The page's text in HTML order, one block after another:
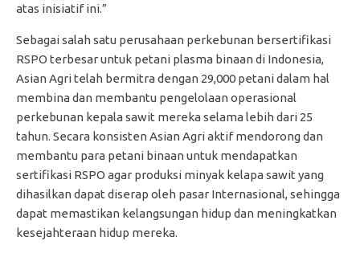
atas inisiatif ini.”
Sebagai salah satu perusahaan perkebunan bersertifikasi
RSPO terbesar untuk petani plasma binaan di Indonesia,
Asian Agri telah bermitra dengan 29,000 petani dalam hal
membina dan membantu pengelolaan operasional
perkebunan kepala sawit mereka selama lebih dari 25
tahun. Secara konsisten Asian Agri aktif mendorong dan
membantu para petani binaan untuk mendapatkan
sertifikasi RSPO agar produksi minyak kelapa sawit yang
dihasilkan dapat diserap oleh pasar Internasional, sehingga
dapat memastikan kelangsungan hidup dan meningkatkan
kesejahteraan hidup mereka.